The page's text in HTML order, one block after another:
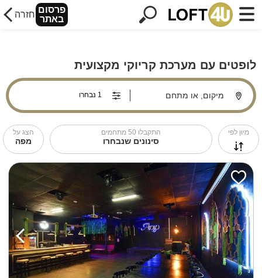
פרסום
באתר חזרה
לופטים עם מערכת קריוקי מקצועית
מיקום, או מתחם
מיון לפי התקבלו 50 מתחמים
סינונים שנבחרו
הצג על
מפה